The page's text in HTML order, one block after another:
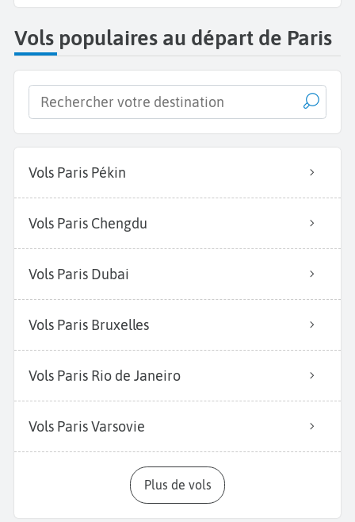
Vols populaires au départ de Paris
Vols Paris Pékin
Vols Paris Chengdu
Vols Paris Dubai
Vols Paris Bruxelles
Vols Paris Rio de Janeiro
Vols Paris Varsovie
Plus de vols